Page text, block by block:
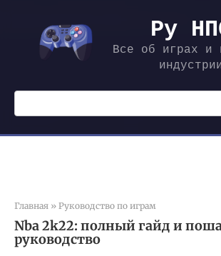
контенту
Ру
Все об играх и
индустрии
Поиск:
Главная » Руководство по играм
Nba 2k22: полный гайд и
руководство